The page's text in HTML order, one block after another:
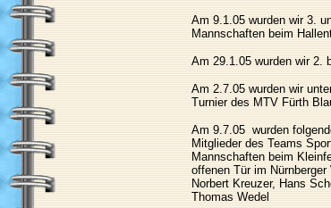
Am 9.1.05 wurden wir 3.
Mannschaften beim
Am 29.1.05 wurden wir 2.
Am 2.7.05 wurden wir
Turnier des MTV Fürth
Am 9.7.05 wurden
Mitglieder des Teams
Mannschaften beim
offenen Tür im
Norbert Kreuzer, Hans
Thomas Wedel